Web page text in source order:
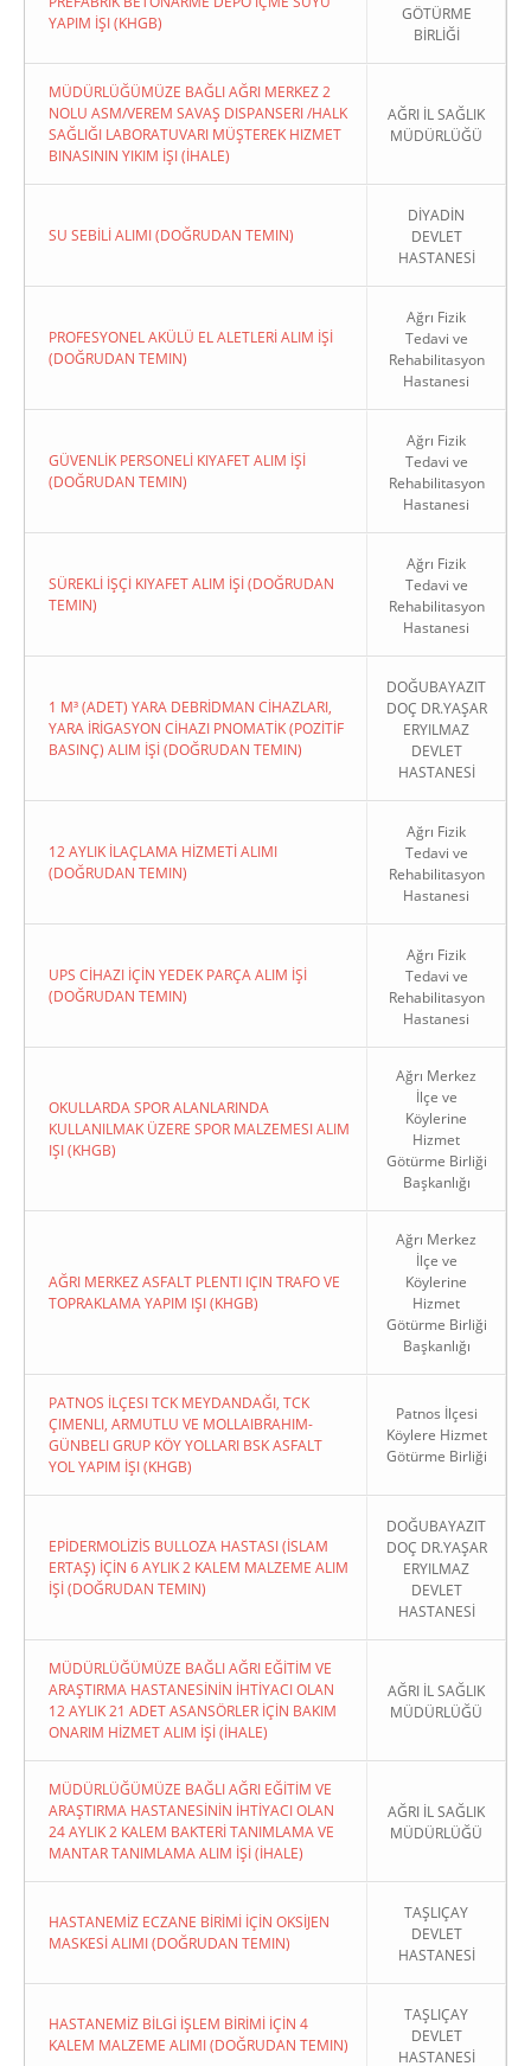
YAPIM İŞI (KHGB)
GÖTÜRME
BİRLİĞİ
MÜDÜRLÜĞÜMÜZE BAĞLI AĞRI MERKEZ 2
NOLU ASM/VEREM SAVAŞ DISPANSERI /HALK
SAĞLIĞI LABORATUVARI MÜŞTEREK HIZMET
BINASININ YIKIM İŞI (İHALE)
AĞRI İL SAĞLIK
MÜDÜRLÜĞÜ
SU SEBİLİ ALIMI (DOĞRUDAN TEMIN)
DİYADİN
DEVLET
HASTANESİ
PROFESYONEL AKÜLÜ EL ALETLERİ ALIM İŞİ
(DOĞRUDAN TEMIN)
Ağrı Fizik
Tedavi ve
Rehabilitasyon
Hastanesi
GÜVENLİK PERSONELİ KIYAFET ALIM İŞİ
(DOĞRUDAN TEMIN)
Ağrı Fizik
Tedavi ve
Rehabilitasyon
Hastanesi
SÜREKLİ İŞÇİ KIYAFET ALIM İŞİ (DOĞRUDAN
TEMIN)
Ağrı Fizik
Tedavi ve
Rehabilitasyon
Hastanesi
1 M³ (ADET) YARA DEBRİDMAN CİHAZLARI,
YARA İRİGASYON CİHAZI PNOMATİK (POZİTİF
BASINÇ) ALIM İŞİ (DOĞRUDAN TEMIN)
DOĞUBAYAZIT
DOÇ DR.YAŞAR
ERYILMAZ
DEVLET
HASTANESİ
12 AYLIK İLAÇLAMA HİZMETİ ALIMI
(DOĞRUDAN TEMIN)
Ağrı Fizik
Tedavi ve
Rehabilitasyon
Hastanesi
UPS CİHAZI İÇİN YEDEK PARÇA ALIM İŞİ
(DOĞRUDAN TEMIN)
Ağrı Fizik
Tedavi ve
Rehabilitasyon
Hastanesi
OKULLARDA SPOR ALANLARINDA
KULLANILMAK ÜZERE SPOR MALZEMESI ALIM
IŞI (KHGB)
Ağrı Merkez
İlçe ve
Köylerine
Hizmet
Götürme Birliği
Başkanlığı
AĞRI MERKEZ ASFALT PLENTI IÇIN TRAFO VE
TOPRAKLAMA YAPIM IŞI (KHGB)
Ağrı Merkez
İlçe ve
Köylerine
Hizmet
Götürme Birliği
Başkanlığı
PATNOS İLÇESI TCK MEYDANDAĞI, TCK
ÇIMENLI, ARMUTLU VE MOLLAIBRAHIM-
GÜNBELI GRUP KÖY YOLLARI BSK ASFALT
YOL YAPIM İŞI (KHGB)
Patnos İlçesi
Köylere Hizmet
Götürme Birliği
EPİDERMOLİZİS BULLOZA HASTASI (İSLAM
ERTAŞ) İÇİN 6 AYLIK 2 KALEM MALZEME ALIM
İŞİ (DOĞRUDAN TEMIN)
DOĞUBAYAZIT
DOÇ DR.YAŞAR
ERYILMAZ
DEVLET
HASTANESİ
MÜDÜRLÜĞÜMÜZE BAĞLI AĞRI EĞİTİM VE
ARAŞTIRMA HASTANESİNİN İHTİYACI OLAN
12 AYLIK 21 ADET ASANSÖRLER İÇİN BAKIM
ONARIM HİZMET ALIM İŞİ (İHALE)
AĞRI İL SAĞLIK
MÜDÜRLÜĞÜ
MÜDÜRLÜĞÜMÜZE BAĞLI AĞRI EĞİTİM VE
ARAŞTIRMA HASTANESİNİN İHTİYACI OLAN
24 AYLIK 2 KALEM BAKTERİ TANIMLAMA VE
MANTAR TANIMLAMA ALIM İŞİ (İHALE)
AĞRI İL SAĞLIK
MÜDÜRLÜĞÜ
HASTANEMİZ ECZANE BİRİMİ İÇİN OKSİJEN
MASKESİ ALIMI (DOĞRUDAN TEMIN)
TAŞLIÇAY
DEVLET
HASTANESİ
HASTANEMİZ BİLGİ İŞLEM BİRİMİ İÇİN 4
KALEM MALZEME ALIMI (DOĞRUDAN TEMIN)
TAŞLIÇAY
DEVLET
HASTANESİ